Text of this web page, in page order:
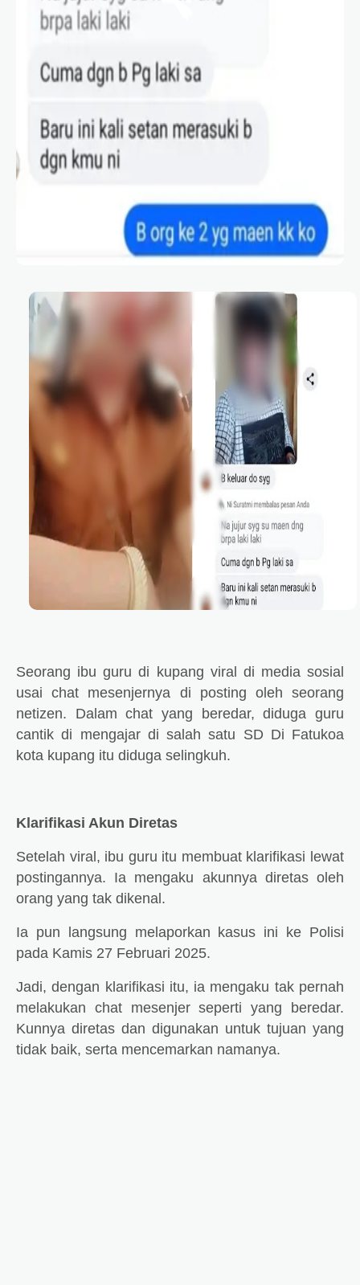
Seorang ibu guru di kupang viral di media sosial
usai chat mesenjernya di posting oleh seorang
netizen. Dalam chat yang beredar, diduga guru
cantik di mengajar di salah satu SD Di Fatukoa
kota kupang itu diduga selingkuh.
Klarifikasi Akun Diretas
Setelah viral, ibu guru itu membuat klarifikasi lewat
postingannya. Ia mengaku akunnya diretas oleh
orang yang tak dikenal.
Ia pun langsung melaporkan kasus ini ke Polisi
pada Kamis 27 Februari 2025.
Jadi, dengan klarifikasi itu, ia mengaku tak pernah
melakukan chat mesenjer seperti yang beredar.
Kunnya diretas dan digunakan untuk tujuan yang
tidak baik, serta mencemarkan namanya.